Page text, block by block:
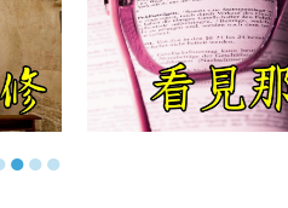
第十四集：「天主十誡(下)」
第十三集：「天主十誡(上)」
●●●